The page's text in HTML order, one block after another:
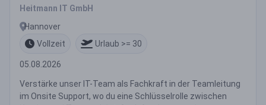
Heitmann IT GmbH
Hannover
Vollzeit
Urlaub >= 30
05.08.2026
Verstärke unser IT-Team als Fachkraft in der Teamleitung
im Onsite Support, wo du eine Schlüsselrolle zwischen